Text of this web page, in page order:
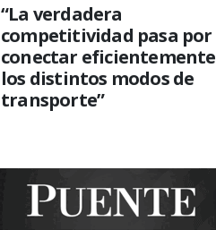
“La verdadera
competitividad pasa por
conectar eficientemente
los distintos modos de
transporte”